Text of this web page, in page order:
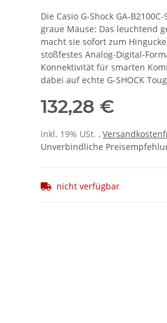
Die Casio G-Shock GA-
graue Mäuse: Das leuchtend
macht sie sofort zum
stoßfestes Analog-Digital-
Konnektivität für smarten
dabei auf echte G-SHOCK
132,28 €
inkl. 19% USt. ,
Unverbindliche
nicht verfügbar